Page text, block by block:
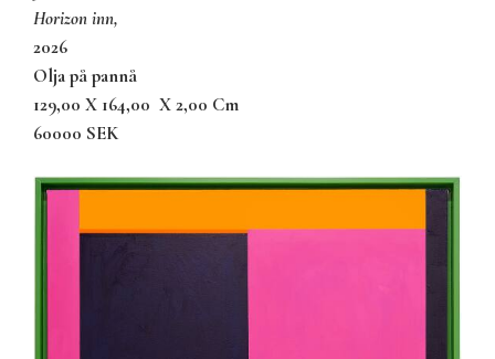
horizon inn,
2026
olja på pannå
129,00 X 164,00 X 2,00 Cm
60000 SEK